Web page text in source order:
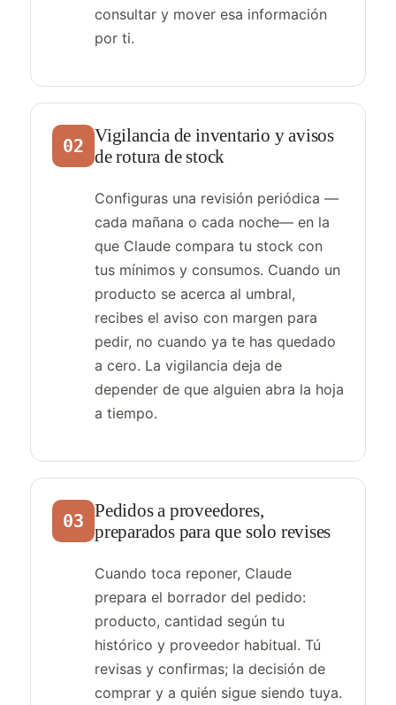
consultar y mover esa información
por ti.
02 Vigilancia de inventario y avisos
de rotura de stock
Configuras una revisión periódica —
cada mañana o cada noche— en la
que Claude compara tu stock con
tus mínimos y consumos. Cuando un
producto se acerca al umbral,
recibes el aviso con margen para
pedir, no cuando ya te has quedado
a cero. La vigilancia deja de
depender de que alguien abra la hoja
a tiempo.
03 Pedidos a proveedores,
preparados para que solo revises
Cuando toca reponer, Claude
prepara el borrador del pedido:
producto, cantidad según tu
histórico y proveedor habitual. Tú
revisas y confirmas; la decisión de
comprar y a quién sigue siendo tuya.